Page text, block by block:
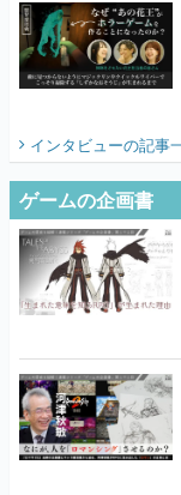
インタビューの記事